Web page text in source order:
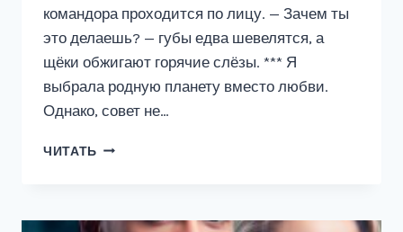
командора проходится по лицу. — Зачем ты
это делаешь? — губы едва шевелятся, а
щёки обжигают горячие слёзы. *** Я
выбрала родную планету вместо любви.
Однако, совет не…
ЧИТАТЬ ПЛЕННИЦА
ВЕНЕРУ